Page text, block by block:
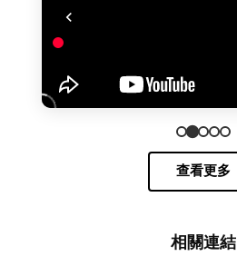
查看更多
相關連結